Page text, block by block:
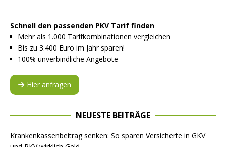
Schnell den passenden PKV Tarif finden
Mehr als 1.000 Tarifkombinationen vergleichen
Bis zu 3.400 Euro im Jahr sparen!
100% unverbindliche Angebote
Hier anfragen
NEUESTE BEITRÄGE
Krankenkassenbeitrag senken: So sparen Versicherte in GKV